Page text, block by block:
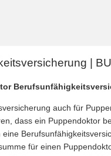
|
auch für
dass ein Puppendoktor
für einen